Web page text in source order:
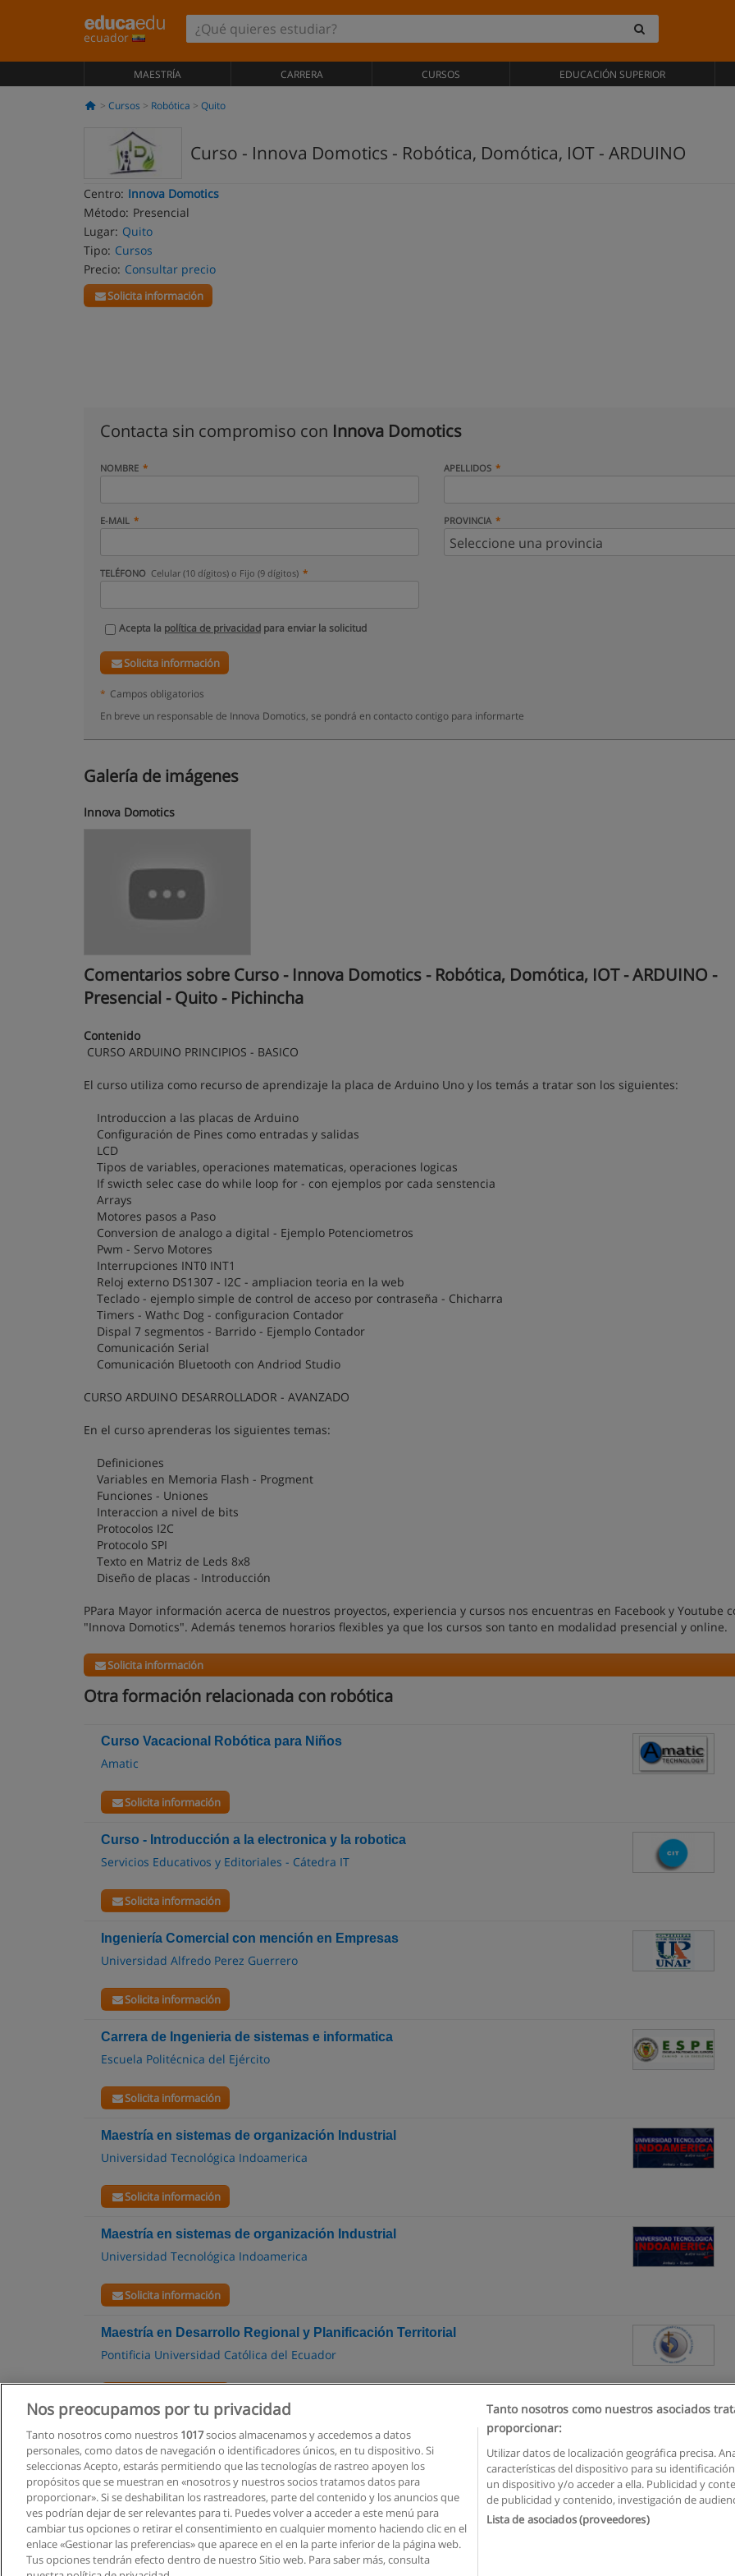
ecuador
MAESTRÍA CARRERA CURSOS EDUCACIÓN SUPERIOR
Cursos Robótica Quito
Curso - Innova Domotics - Robótica, Domótica, IOT - ARDUINO
Centro: Innova Domotics
Método: Presencial
Lugar: Quito
Tipo: Cursos
Precio: Consultar precio
Solicita información
Contacta sin compromiso con Innova Domotics
NOMBRE APELLIDOS
E-MAIL PROVINCIA
TELÉFONO Celular (10 dígitos) o Fijo (9 dígitos)
Acepta la política de privacidad para enviar la solicitud
Solicita información
* Campos obligatorios
En breve un responsable de Innova Domotics, se pondrá en contacto contigo para informarte
Galería de imágenes
Innova Domotics
Comentarios sobre Curso - Innova Domotics - Robótica, Domótica, IOT - ARDUINO -
Presencial - Quito - Pichincha
Contenido
CURSO ARDUINO PRINCIPIOS - BASICO
El curso utiliza como recurso de aprendizaje la placa de Arduino Uno y los temás a tratar son los siguientes:
Introduccion a las placas de Arduino
Configuración de Pines como entradas y salidas
LCD
Tipos de variables, operaciones matematicas, operaciones logicas
If swicth selec case do while loop for - con ejemplos por cada senstencia
Arrays
Motores pasos a Paso
Conversion de analogo a digital - Ejemplo Potenciometros
Pwm - Servo Motores
Interrupciones INT0 INT1
Reloj externo DS1307 - I2C - ampliacion teoria en la web
Teclado - ejemplo simple de control de acceso por contraseña - Chicharra
Timers - Wathc Dog - configuracion Contador
Dispal 7 segmentos - Barrido - Ejemplo Contador
Comunicación Serial
Comunicación Bluetooth con Andriod Studio
CURSO ARDUINO DESARROLLADOR - AVANZADO
En el curso aprenderas los siguientes temas:
Definiciones
Variables en Memoria Flash - Progment
Funciones - Uniones
Interaccion a nivel de bits
Protocolos I2C
Protocolo SPI
Texto en Matriz de Leds 8x8
Diseño de placas - Introducción
PPara Mayor información acerca de nuestros proyectos, experiencia y cursos nos encuentras en Facebook y Youtube
"Innova Domotics". Además tenemos horarios flexibles ya que los cursos son tanto en modalidad presencial y online.
Solicita información
Otra formación relacionada con robótica
Curso Vacacional Robótica para Niños
Amatic
Solicita información
Curso - Introducción a la electronica y la robotica
Servicios Educativos y Editoriales - Cátedra IT
Solicita información
Ingeniería Comercial con mención en Empresas
Universidad Alfredo Perez Guerrero
Solicita información
Carrera de Ingenieria de sistemas e informatica
Escuela Politécnica del Ejército
Solicita información
Maestría en sistemas de organización Industrial
Universidad Tecnológica Indoamerica
Solicita información
Maestría en sistemas de organización Industrial
Universidad Tecnológica Indoamerica
Solicita información
Maestría en Desarrollo Regional y Planificación Territorial
Pontificia Universidad Católica del Ecuador
Reglas de uso Privacidad de datos Contactar con Educaedu
Copyright © Educaedu Business S.L. - CIF : B-95610580: - www.educaedu.com.ec
Nos preocupamos por tu privacidad
Tanto nosotros como nuestros 1017socios almacenamos y accedemos a datos
personales, como datos de navegación o identificadores únicos, en tu dispositivo. Si
seleccionas Acepto, estarás permitiendo que las tecnologías de rastreo apoyen los
propósitos que se muestran en «nosotros y nuestros socios tratamos datos para
proporcionar». Si se deshabilitan los rastreadores, parte del contenido y los anuncios que
ves podrían dejar de ser relevantes para ti. Puedes volver a acceder a este menú para
cambiar tus opciones o retirar el consentimiento en cualquier momento haciendo clic en el
enlace «Gestionar las preferencias» que aparece en el en la parte inferior de la página web.
Tus opciones tendrán efecto dentro de nuestro Sitio web. Para saber más, consulta
Tanto nosotros como nuestros asociados
proporcionar:
Utilizar datos de localización geográfica precisa.
características del dispositivo para su
un dispositivo y/o acceder a ella. Publicidad y
de publicidad y contenido, investigación de
Lista de asociados (proveedores)